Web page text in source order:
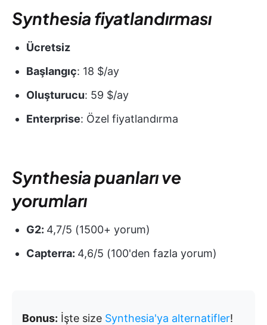
Synthesia fiyatlandırması
Ücretsiz
Başlangıç: 18 $/ay
Oluşturucu: 59 $/ay
Enterprise: Özel fiyatlandırma
Synthesia puanları ve
yorumları
G2: 4,7/5 (1500+ yorum)
Capterra: 4,6/5 (100'den fazla yorum)
Bonus: İşte size Synthesia'ya alternatifler!